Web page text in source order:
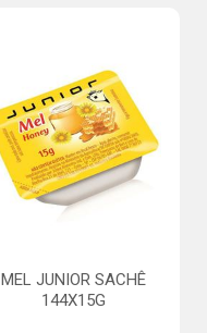
MEL JUNIOR SACHÊ
144X15G